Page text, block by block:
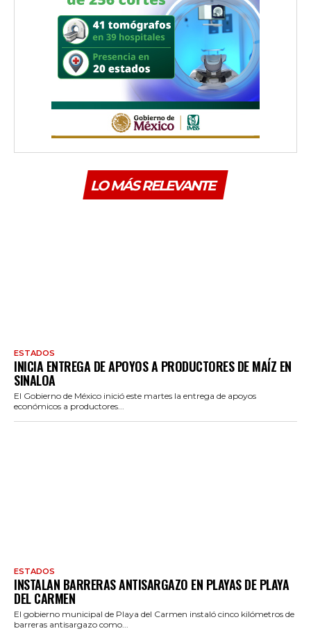
LO MÁS RELEVANTE
ESTADOS
INICIA ENTREGA DE APOYOS A PRODUCTORES DE MAÍZ EN
SINALOA
El Gobierno de México inició este martes la entrega de apoyos
económicos a productores...
ESTADOS
INSTALAN BARRERAS ANTISARGAZO EN PLAYAS DE PLAYA
DEL CARMEN
El gobierno municipal de Playa del Carmen instaló cinco kilómetros de
barreras antisargazo como...